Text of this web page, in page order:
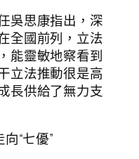
吳思康指出，深
全國前列，立法
能靈敏地察看到
立法推動很是高
長供給了無力支
“七優”